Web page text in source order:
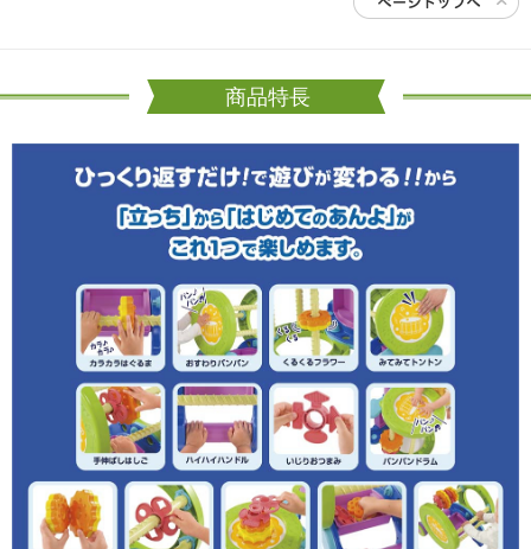
商品特長